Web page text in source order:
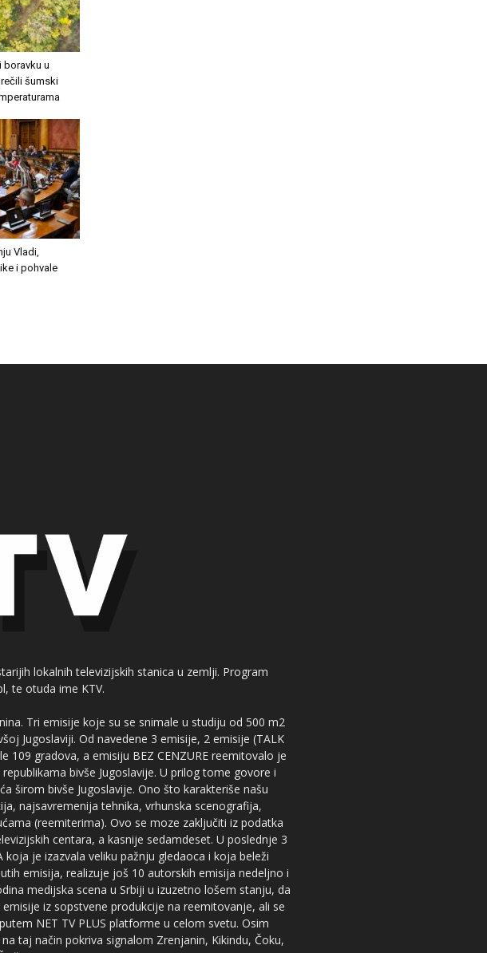
boravku u
šumski
Vladi,
i pohvale
lokalnih televizijskih stanica u zemlji. Program
te otuda ime KTV.
Tri emisije koje su se snimale u studiju od 500 m2
Jugoslaviji. Od navedene 3 emisije, 2 emisije (TALK
109 gradova, a emisiju BEZ CENZURE reemitovalo je
bivše Jugoslavije. U prilog tome govore i
širom bivše Jugoslavije. Ono što karakteriše našu
najsavremenija tehnika, vrhunska scenografija,
(reemiterima). Ovo se moze zaključiti iz podatka
centara, a kasnije sedamdeset. U poslednje 3
je izazvala veliku pažnju gledaoca i koja beleži
emisija, realizuje još 10 autorskih emisija nedeljno i
medijska scena u Srbiji u izuzetno lošem stanju, da
iz sopstvene produkcije na reemitovanje, ali se
NET TV PLUS platforme u celom svetu. Osim
taj način pokriva signalom Zrenjanin, Kikindu, Čoku,